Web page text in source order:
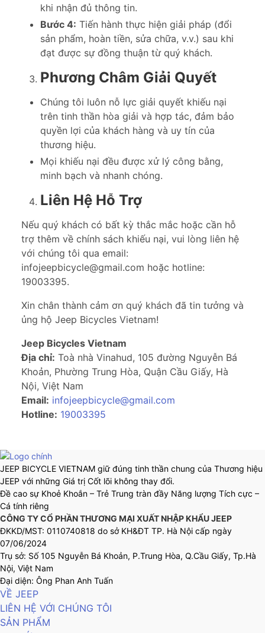
khi nhận đủ thông tin.
Bước 4: Tiến hành thực hiện giải pháp (đổi
sản phẩm, hoàn tiền, sửa chữa, v.v.) sau khi
đạt được sự đồng thuận từ quý khách.
Phương Châm Giải Quyết
Chúng tôi luôn nỗ lực giải quyết khiếu nại
trên tinh thần hòa giải và hợp tác, đảm bảo
quyền lợi của khách hàng và uy tín của
thương hiệu.
Mọi khiếu nại đều được xử lý công bằng,
minh bạch và nhanh chóng.
Liên Hệ Hỗ Trợ
Nếu quý khách có bất kỳ thắc mắc hoặc cần hỗ
trợ thêm về chính sách khiếu nại, vui lòng liên hệ
với chúng tôi qua email:
infojeepbicycle@gmail.com hoặc hotline:
19003395.
Xin chân thành cảm ơn quý khách đã tin tưởng và
ủng hộ Jeep Bicycles Vietnam!
Jeep Bicycles Vietnam
Địa chỉ: Toà nhà Vinahud, 105 đường Nguyễn Bá
Khoản, Phường Trung Hòa, Quận Cầu Giấy, Hà
Nội, Việt Nam
Email: infojeepbicycle@gmail.com
Hotline: 19003395
JEEP BICYCLE VIETNAM giữ đúng tinh thần chung của Thương hiệu
JEEP với những Giá trị Cốt lõi không thay đổi.
Đề cao sự Khoẻ Khoắn – Trẻ Trung tràn đầy Năng lượng Tích cực –
Cá tính riêng
CÔNG TY CỔ PHẦN THƯƠNG MẠI XUẤT NHẬP KHẨU JEEP
ĐKKD/MST: 0110740818 do sở KH&ĐT TP. Hà Nội cấp ngày
07/06/2024
Trụ sở: Số 105 Nguyễn Bá Khoản, P.Trung Hòa, Q.Cầu Giấy, Tp.Hà
Nội, Việt Nam
Đại diện: Ông Phan Anh Tuấn
VỀ JEEP
LIÊN HỆ VỚI CHÚNG TÔI
SẢN PHẨM